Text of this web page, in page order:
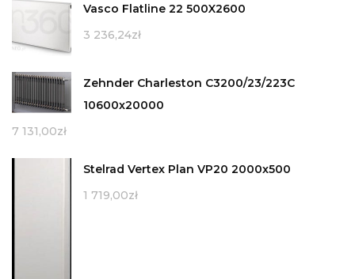
Vasco Flatline 22 500X2600
3 236,24zł
Zehnder Charleston C3200/23/223C
10600x20000
7 131,00zł
Stelrad Vertex Plan VP20 2000x500
1 719,00zł